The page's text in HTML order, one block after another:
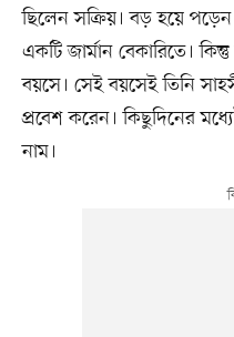
ছিলেন সক্রিয়। বড় হয়ে পড়েন
একটি জার্মান বেকারিতে।
বয়সে। সেই বয়সেই তিনি
প্রবেশ করেন। কিছুদিনের
নাম।